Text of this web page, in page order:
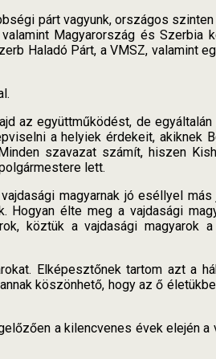
párt vagyunk, országos
Magyarország és Szerbia
Haladó Párt, a VMSZ, valamint
az együttműködést, de egyáltalán
a helyiek érdekeit, akiknek
szavazat számít, hiszen
lett.
magyarnak jó eséllyel
Hogyan élte meg a vajdasági
köztük a vajdasági magyarok
Elképesztőnek tartom azt a
köszönhető, hogy az ő
a kilencvenes évek elején a